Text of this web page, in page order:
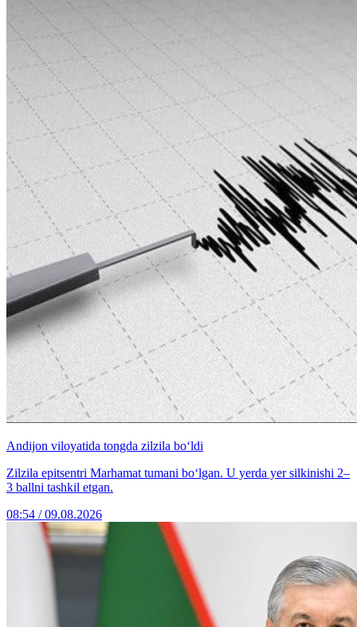
Andijon viloyatida tongda zilzila bo‘ldi
Zilzila epitsentri Marhamat tumani bo‘lgan. U yerda yer silkinishi 2–
3 ballni tashkil etgan.
08:54 / 09.08.2026